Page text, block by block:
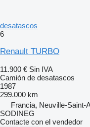
desatascos
6
Renault TURBO
11.900 € Sin IVA
Camión de desatascos
1987
299.000 km
Francia, Neuville-Saint-
SODINEG
Contacte con el vendedor